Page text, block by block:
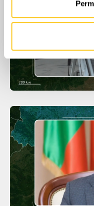
información sobre el
nuestros partners de
web, quienes pueden
que les haya